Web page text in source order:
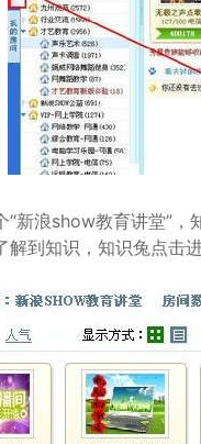
新浪show教育讲堂”
到知识，知识兔点击